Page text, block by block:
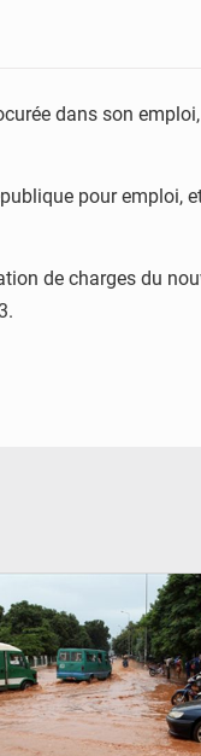
dans son
pour emploi,
de charges du